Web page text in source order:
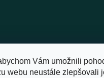
Vám umožnili
webu neustále zlepšovali